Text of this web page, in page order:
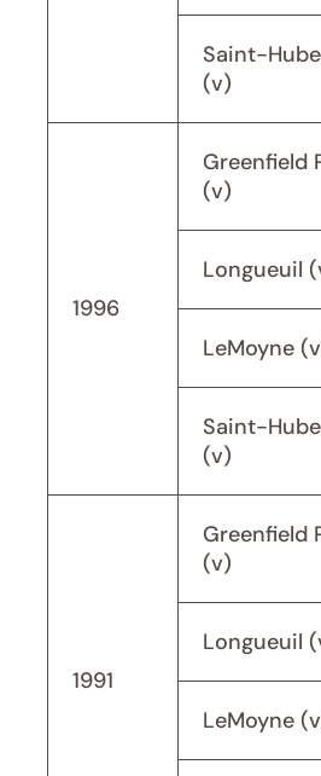
Saint-
(v)
1996
Greenfield
(v)
Longueuil
LeMoyne
Saint-
(v)
1991
Greenfield
(v)
Longueuil
LeMoyne